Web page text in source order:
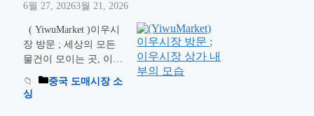
세요! “이번에는 진짜
대박 아이템 하나 잡아
야 하는데…” 소싱을 고
민하는 셀러라면 누구나
마 전 이우 시장을 …더
읽기
6월 27, 20263월 21, 2026
( YiwuMarket )이우시
장 방문 ; 세상의 모든
물건이 모이는 곳, 이우
시장에 가보셨나요? 시
장 총면적이 640만 평방
중국 도매시장 소
싱